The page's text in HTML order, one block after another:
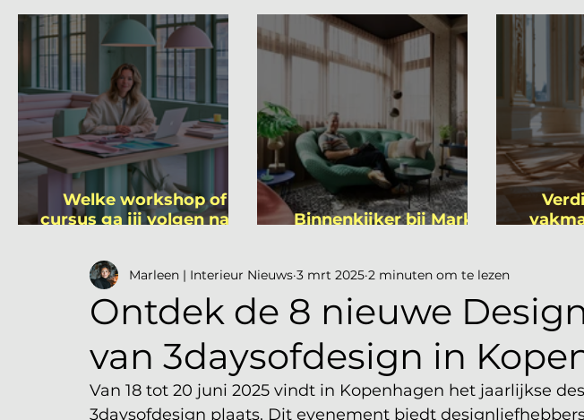
Welke workshop of
cursus ga jij volgen na je
Binnenkijker bij Mark
Ontdek de 8 nieuwe
van 3daysofdesign in
Marleen | Interieur Nieuws 3 mrt 2025 2 minuten om te lezen
Van 18 tot 20 juni 2025 vindt in Kopenhagen het jaarlijkse
3daysofdesign plaats. Dit evenement biedt